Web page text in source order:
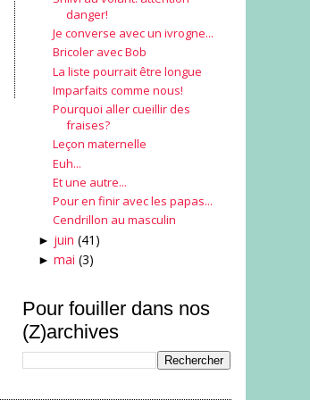
danger!
Je converse avec un ivrogne...
Bricoler avec Bob
La liste pourrait être longue
Imparfaits comme nous!
Pourquoi aller cueillir des
fraises?
Leçon maternelle
Euh...
Et une autre...
Pour en finir avec les papas...
Cendrillon au masculin
► juin (41)
► mai (3)
Pour fouiller dans nos
(Z)archives